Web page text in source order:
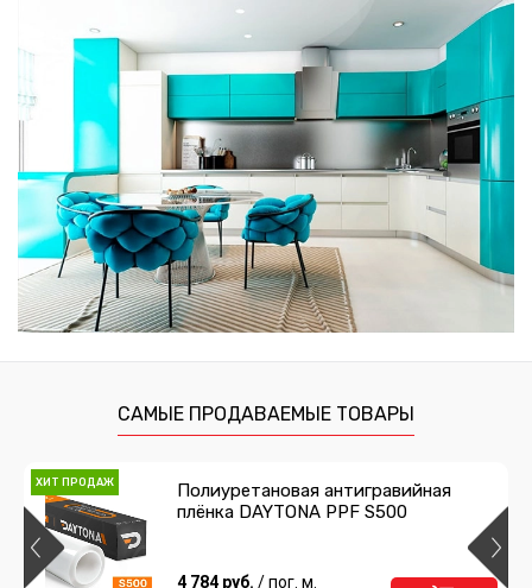
САМЫЕ ПРОДАВАЕМЫЕ ТОВАРЫ
ХИТ ПРОДАЖ
Полиуретановая антигравийная
плёнка DAYTONA PPF S500
4 784 руб. / пог. м.